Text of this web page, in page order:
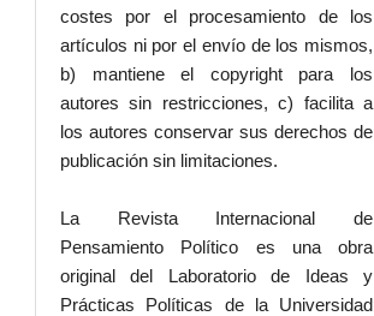
costes por el procesamiento de los
artículos ni por el envío de los mismos,
b) mantiene el copyright para los
autores sin restricciones, c) facilita a
los autores conservar sus derechos de
publicación sin limitaciones.
La Revista Internacional de
Pensamiento Político es una obra
original del Laboratorio de Ideas y
Prácticas Políticas de la Universidad